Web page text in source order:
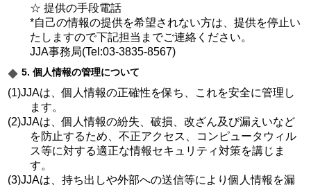
☆ 提供の手段電話
*自己の情報の提供を希望されない方は、提供を停止い
たしますので下記担当までご連絡ください。
JJA事務局(Tel:03-3835-8567)
5. 個人情報の管理について
(1)JJAは、個人情報の正確性を保ち、これを安全に管理し
ます。
(2)JJAは、個人情報の紛失、破損、改ざん及び漏えいなど
を防止するため、不正アクセス、コンピュータウィル
ス等に対する適正な情報セキュリティ対策を講じま
す。
(3)JJAは、持ち出しや外部への送信等により個人情報を漏